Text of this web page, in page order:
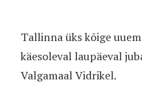
Tallinna üks kõige
käesoleval laupäeval
Valgamaal Vidrikel.